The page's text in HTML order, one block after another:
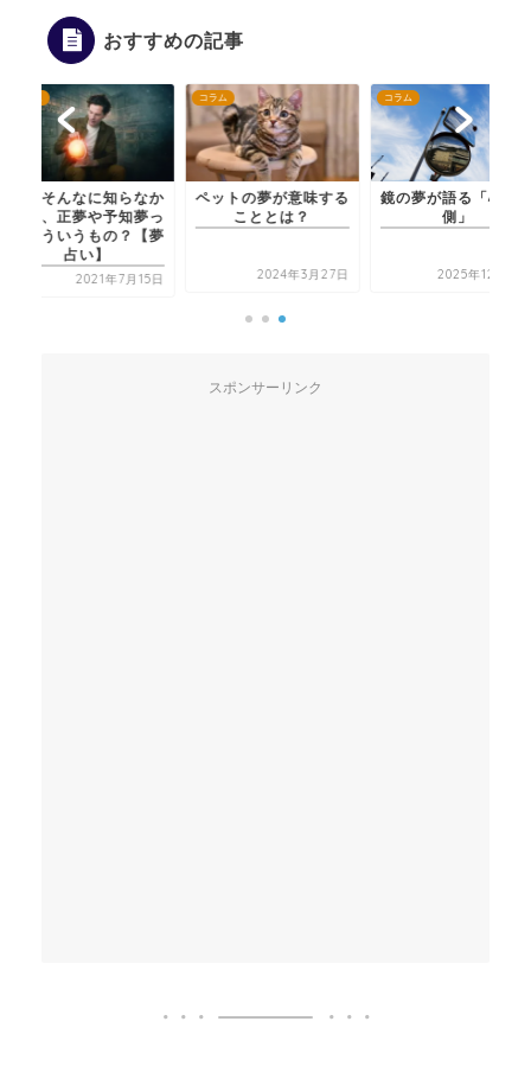
おすすめの記事
実はそんなに知らなか
った、正夢や予知夢っ
てどういうもの？【夢
占い】
2021年7月15日
コラム
ペットの夢が意味する
こととは？
2024年3月27日
コラム
鏡の夢が語る「心の裏
側」
2025年12月19日
スポンサーリンク